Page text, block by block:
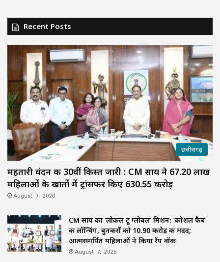
Recent Posts
छत्तीसगढ़
महतारी वंदन की 30वीं किस्त जारी : CM साय ने 67.20 लाख
महिलाओं के खातों में ट्रांसफर किए ₹630.55 करोड़
August 7, 2026
CM साय का ‘लोकल टू ग्लोबल’ मिशन: ‘कोशल फैब’
की लॉन्चिंग, बुनकरों को 10.90 करोड़ की मदद;
आत्मसमर्पित महिलाओं ने किया रैंप वॉक
August 7, 2026